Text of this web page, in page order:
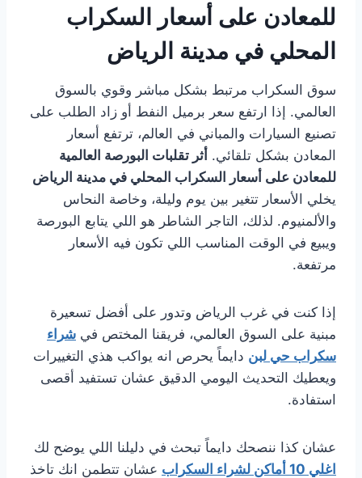
للمعادن على أسعار السكراب
المحلي في مدينة الرياض
سوق السكراب مرتبط بشكل مباشر وقوي بالسوق
العالمي. إذا ارتفع سعر برميل النفط أو زاد الطلب على
تصنيع السيارات والمباني في العالم، ترتفع أسعار
المعادن بشكل تلقائي. أثر تقلبات البورصة العالمية
للمعادن على أسعار السكراب المحلي في مدينة الرياض
يخلي الأسعار تتغير بين يوم وليلة، وخاصة النحاس
والألمنيوم. لذلك، التاجر الشاطر هو اللي يتابع البورصة
ويبيع في الوقت المناسب اللي تكون فيه الأسعار
مرتفعة.
إذا كنت في غرب الرياض وتدور على أفضل تسعيرة
مبنية على السوق العالمي، فريقنا المختص في شراء
سكراب حي لبن دايماً يحرص انه يواكب هذي التغييرات
ويعطيك التحديث اليومي الدقيق عشان تستفيد أقصى
استفادة.
عشان كذا ننصحك دايماً تبحث في دليلنا اللي يوضح لك
اغلي 10 أماكن لشراء السكراب
عشان تتطمن انك تاخذ